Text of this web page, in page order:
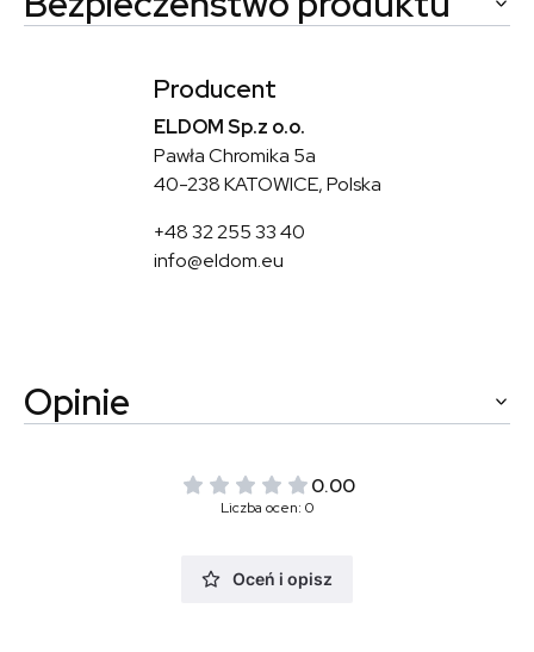
Producent
ELDOM Sp.z o.o.
Pawła Chromika 5a
40-238 KATOWICE, Polska
+48 32 255 33 40
info@eldom.eu
Opinie
0.00
Liczba ocen: 0
Oceń i opisz